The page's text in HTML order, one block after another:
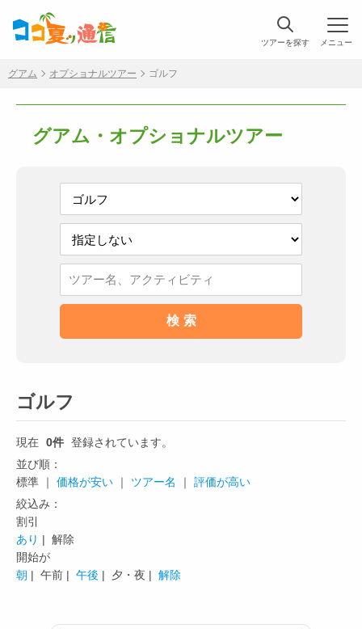
ツアーを探す
グアム オプショナルツアー ゴルフ
グアム・オプショナルツアー
ゴルフ
現在 0件 登録されています。
並び順：
標準 ｜ 価格が安い ｜ ツアー名 ｜ 評価が高い
絞込み：
割引
あり | 解除
開始が
朝 | 午前 | 午後 | 夕・夜 | 解除
メニュー